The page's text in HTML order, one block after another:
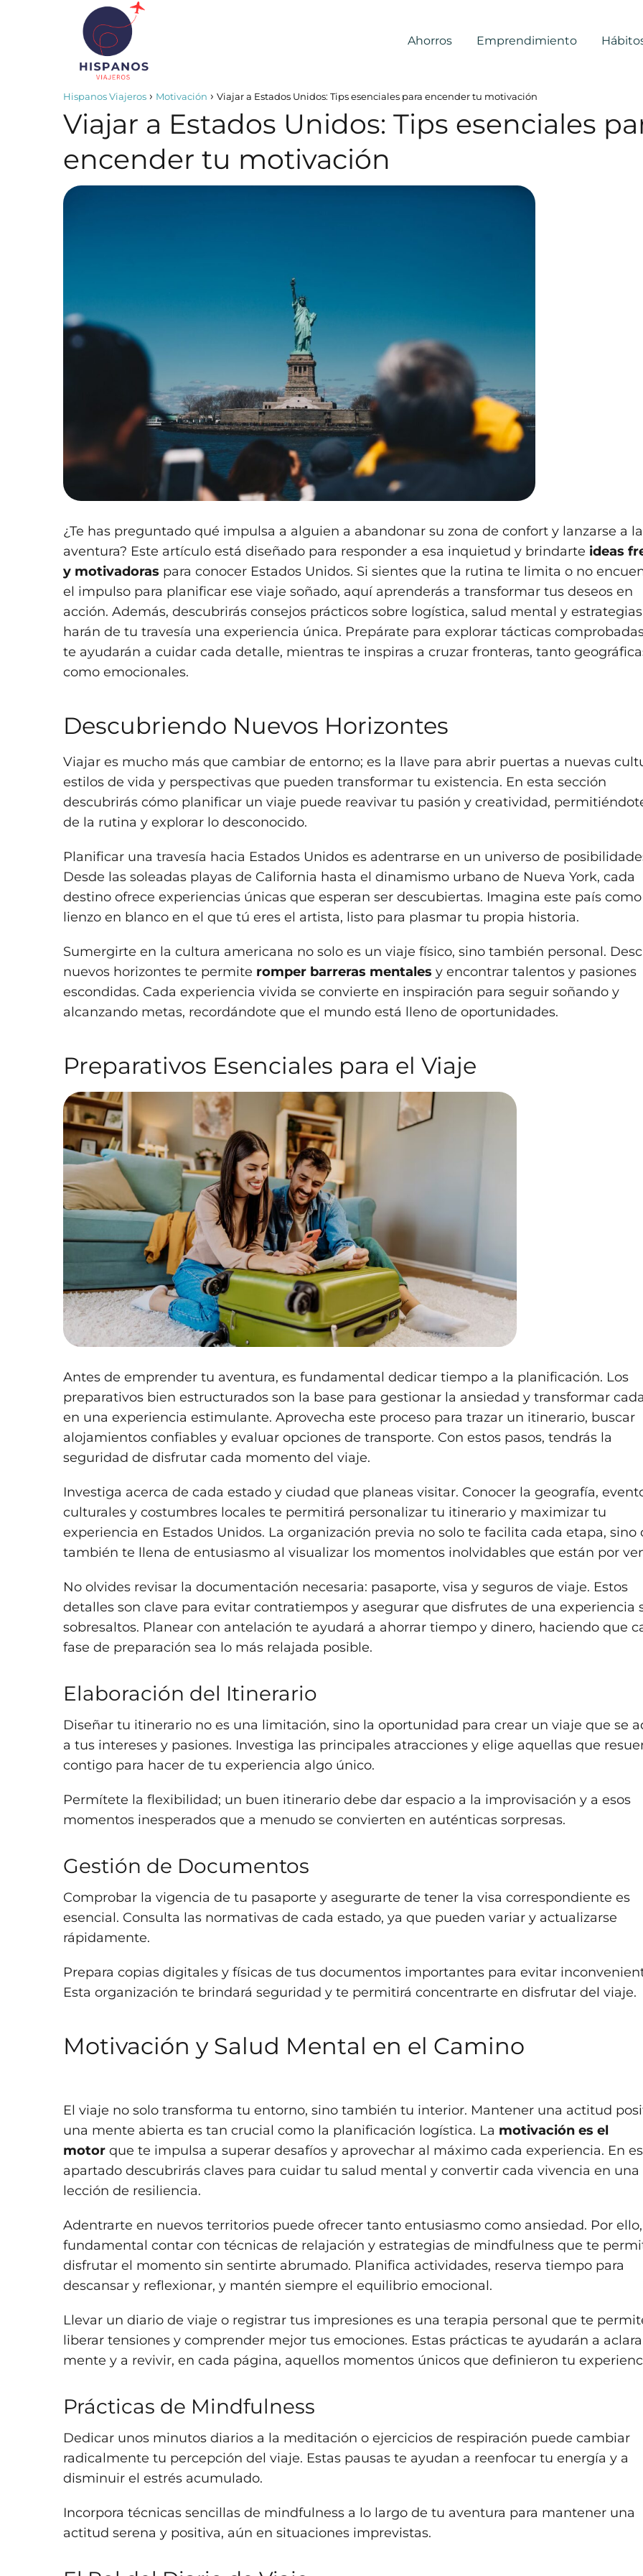
Ahorros Emprendimiento
Hispanos Viajeros Motivación Viajar a Estados Unidos: Tips esenciales para encender tu motivación
Viajar a Estados Unidos: Tips esenciales
encender tu motivación
¿Te has preguntado qué impulsa a alguien a abandonar su zona de confort y lanzarse a la
aventura? Este artículo está diseñado para responder a esa inquietud y brindarte ideas
y motivadoras para conocer Estados Unidos. Si sientes que la rutina te limita o no
el impulso para planificar ese viaje soñado, aquí aprenderás a transformar tus deseos en
acción. Además, descubrirás consejos prácticos sobre logística, salud mental y
harán de tu travesía una experiencia única. Prepárate para explorar tácticas
te ayudarán a cuidar cada detalle, mientras te inspiras a cruzar fronteras, tanto
como emocionales.
Descubriendo Nuevos Horizontes
Viajar es mucho más que cambiar de entorno; es la llave para abrir puertas a nuevas
estilos de vida y perspectivas que pueden transformar tu existencia. En esta sección
descubrirás cómo planificar un viaje puede reavivar tu pasión y creatividad,
de la rutina y explorar lo desconocido.
Planificar una travesía hacia Estados Unidos es adentrarse en un universo de
Desde las soleadas playas de California hasta el dinamismo urbano de Nueva York, cada
destino ofrece experiencias únicas que esperan ser descubiertas. Imagina este país
lienzo en blanco en el que tú eres el artista, listo para plasmar tu propia historia.
Sumergirte en la cultura americana no solo es un viaje físico, sino también personal.
nuevos horizontes te permite romper barreras mentales y encontrar talentos y pasiones
escondidas. Cada experiencia vivida se convierte en inspiración para seguir soñando y
alcanzando metas, recordándote que el mundo está lleno de oportunidades.
Preparativos Esenciales para el Viaje
Antes de emprender tu aventura, es fundamental dedicar tiempo a la planificación. Los
preparativos bien estructurados son la base para gestionar la ansiedad y transformar
en una experiencia estimulante. Aprovecha este proceso para trazar un itinerario, buscar
alojamientos confiables y evaluar opciones de transporte. Con estos pasos, tendrás la
seguridad de disfrutar cada momento del viaje.
Investiga acerca de cada estado y ciudad que planeas visitar. Conocer la geografía,
culturales y costumbres locales te permitirá personalizar tu itinerario y maximizar tu
experiencia en Estados Unidos. La organización previa no solo te facilita cada etapa, sino
también te llena de entusiasmo al visualizar los momentos inolvidables que están por
No olvides revisar la documentación necesaria: pasaporte, visa y seguros de viaje. Estos
detalles son clave para evitar contratiempos y asegurar que disfrutes de una experiencia
sobresaltos. Planear con antelación te ayudará a ahorrar tiempo y dinero, haciendo que
fase de preparación sea lo más relajada posible.
Elaboración del Itinerario
Diseñar tu itinerario no es una limitación, sino la oportunidad para crear un viaje que se
a tus intereses y pasiones. Investiga las principales atracciones y elige aquellas que
contigo para hacer de tu experiencia algo único.
Permítete la flexibilidad; un buen itinerario debe dar espacio a la improvisación y a esos
momentos inesperados que a menudo se convierten en auténticas sorpresas.
Gestión de Documentos
Comprobar la vigencia de tu pasaporte y asegurarte de tener la visa correspondiente es
esencial. Consulta las normativas de cada estado, ya que pueden variar y actualizarse
rápidamente.
Prepara copias digitales y físicas de tus documentos importantes para evitar
Esta organización te brindará seguridad y te permitirá concentrarte en disfrutar del viaje.
Motivación y Salud Mental en el Camino
El viaje no solo transforma tu entorno, sino también tu interior. Mantener una actitud
una mente abierta es tan crucial como la planificación logística. La motivación es el
motor que te impulsa a superar desafíos y aprovechar al máximo cada experiencia. En
apartado descubrirás claves para cuidar tu salud mental y convertir cada vivencia en una
lección de resiliencia.
Adentrarte en nuevos territorios puede ofrecer tanto entusiasmo como ansiedad. Por
fundamental contar con técnicas de relajación y estrategias de mindfulness que te
disfrutar el momento sin sentirte abrumado. Planifica actividades, reserva tiempo para
descansar y reflexionar, y mantén siempre el equilibrio emocional.
Llevar un diario de viaje o registrar tus impresiones es una terapia personal que te
liberar tensiones y comprender mejor tus emociones. Estas prácticas te ayudarán a
mente y a revivir, en cada página, aquellos momentos únicos que definieron tu
Prácticas de Mindfulness
Dedicar unos minutos diarios a la meditación o ejercicios de respiración puede cambiar
radicalmente tu percepción del viaje. Estas pausas te ayudan a reenfocar tu energía y a
disminuir el estrés acumulado.
Incorpora técnicas sencillas de mindfulness a lo largo de tu aventura para mantener una
actitud serena y positiva, aún en situaciones imprevistas.